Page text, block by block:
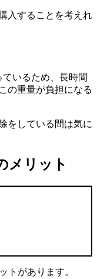
入することを考えれ
ているため、長時間
の重量が負担になる
をしている間は気に
メリット
トがあります。